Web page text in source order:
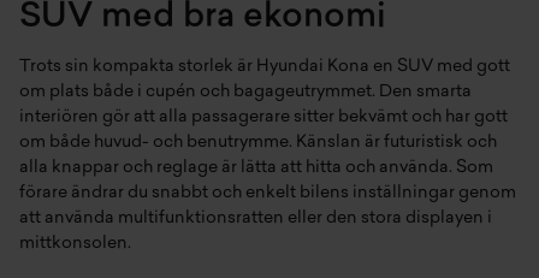
Växjö
SUV med bra ekonomi
Trots sin kompakta storlek är Hyundai Kona en SUV med gott
om plats både i cupén och bagageutrymmet. Den smarta
interiören gör att alla passagerare sitter bekvämt och har gott
om både huvud- och benutrymme. Känslan är futuristisk och
alla knappar och reglage är lätta att hitta och använda. Som
förare ändrar du snabbt och enkelt bilens inställningar genom
att använda multifunktionsratten eller den stora displayen i
mittkonsolen.